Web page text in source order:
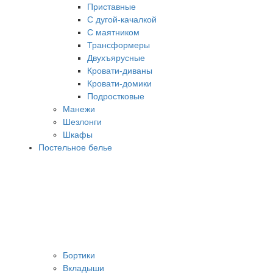
Приставные
С дугой-качалкой
С маятником
Трансформеры
Двухъярусные
Кровати-диваны
Кровати-домики
Подростковые
Манежи
Шезлонги
Шкафы
Постельное белье
Бортики
Вкладыши